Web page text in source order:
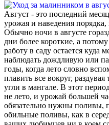
Август - это последний
урожая и наведения порядка,
Обычно ночи в августе
дни более короткие, а
работу в саду остается куда
наблюдать дождливую или
годы, когда лето словно
плавить все вокруг,
угли в мангале. В этот
не лето, и урожай большей
обязательно нужны поливы,
обильные поливы, как в